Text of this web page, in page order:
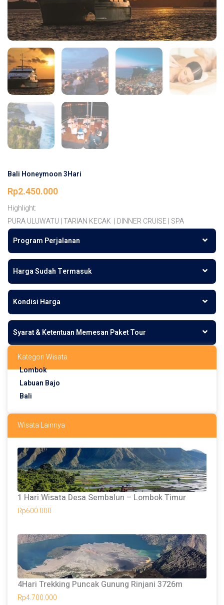
Bali Honeymoon 3Hari
Rp2.450.000
Highlight:
PURA ULUWATU | TARIAN KECAK | DINNER CRUISE | SPA
Program Perjalanan
Harga Sudah Termasuk
Kondisi Harga
Syarat & Ketentuan Memesan Paket Tour
Kategori Wisata
Lombok
Labuan Bajo
Bali
Wisata Lainnya
1 Hari Wisata Desa Sembalun – Lombok Timur
Rp600.000
4Hari Trekking Puncak Gunung Rinjani 3726m
Rp4.700.000